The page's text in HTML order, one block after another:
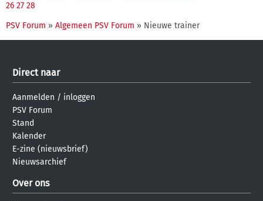
26 27 28
PSV Forum » Algemeen PSV Forum » Nieuwe trainer
Direct naar
Aanmelden / inloggen
PSV Forum
Stand
Kalender
E-zine (nieuwsbrief)
Nieuwsarchief
Over ons